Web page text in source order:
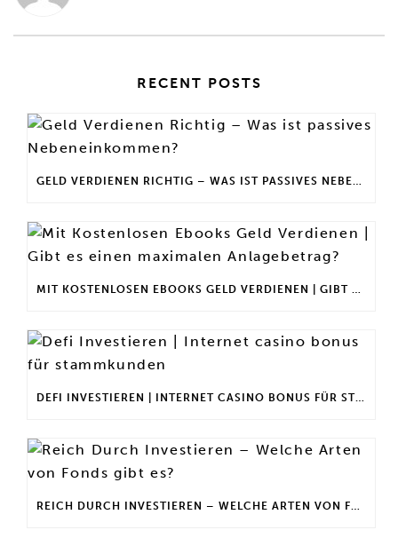
RECENT POSTS
GELD VERDIENEN RICHTIG – WAS IST PASSIVES NEBENEINKOMMEN?
MIT KOSTENLOSEN EBOOKS GELD VERDIENEN | GIBT ES EINEN MAXIMALEN ANLAGEBETRAG?
DEFI INVESTIEREN | INTERNET CASINO BONUS FÜR STAMMKUNDEN
REICH DURCH INVESTIEREN – WELCHE ARTEN VON FONDS GIBT ES?